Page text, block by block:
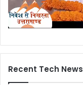
Recent Tech News